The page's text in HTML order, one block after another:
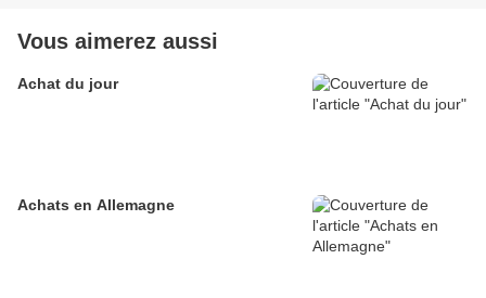
Vous aimerez aussi
Achat du jour
Achats en Allemagne